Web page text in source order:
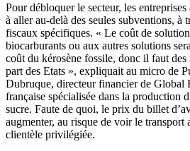
Pour débloquer le secteur, les
à aller au-delà des seules subventions, à
fiscaux spécifiques. « Le coût de
biocarburants ou aux autres solutions
coût du kérosène fossile, donc il faut
part des Etats », expliquait au micro de
Dubruque, directeur financier de Global
française spécialisée dans la production
sucre. Faute de quoi, le prix du billet
augmenter, au risque de voir le transport
clientèle privilégiée.